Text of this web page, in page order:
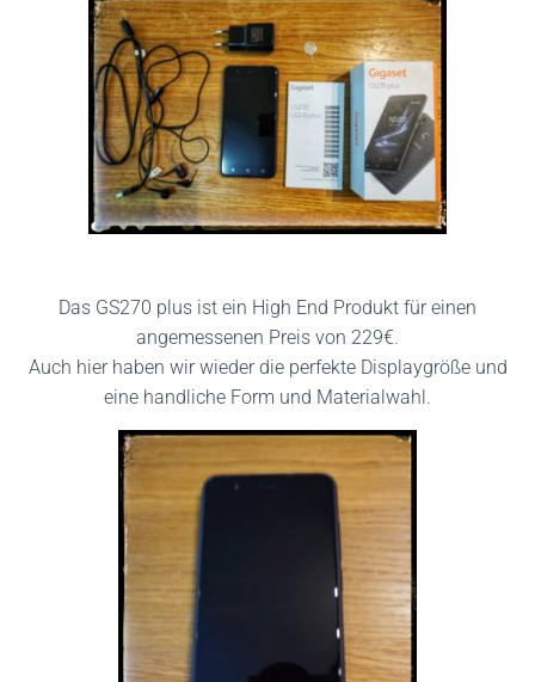
Das GS270 plus ist ein High End Produkt für einen
angemessenen Preis von 229€.
Auch hier haben wir wieder die perfekte Displaygröße und
eine handliche Form und Materialwahl.